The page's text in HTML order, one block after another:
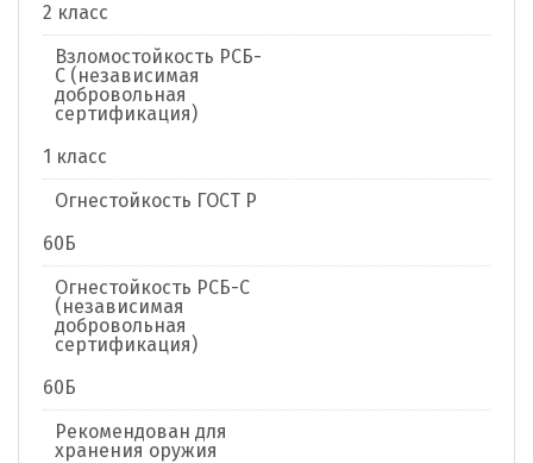
2 класс
Взломостойкость РСБ-
С (независимая
добровольная
сертификация)
1 класс
Огнестойкость ГОСТ Р
60Б
Огнестойкость РСБ-С
(независимая
добровольная
сертификация)
60Б
Рекомендован для
хранения оружия